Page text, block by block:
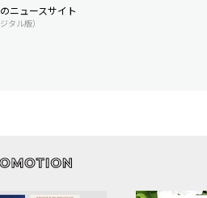
ニュースサイト
タル版）